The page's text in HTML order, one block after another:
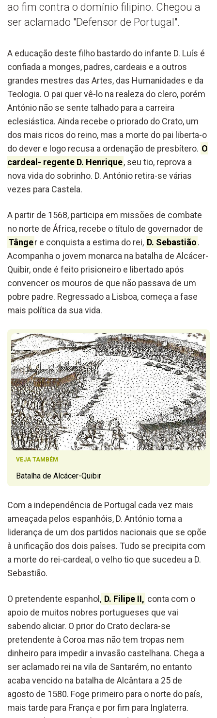
ao fim contra o domínio filipino. Chegou a
ser aclamado "Defensor de Portugal".
A educação deste filho bastardo do infante D. Luís é
confiada a monges, padres, cardeais e a outros
grandes mestres das Artes, das Humanidades e da
Teologia. O pai quer vê-lo na realeza do clero, porém
António não se sente talhado para a carreira
eclesiástica. Ainda recebe o priorado do Crato, um
dos mais ricos do reino, mas a morte do pai liberta-o
do dever e logo recusa a ordenação de presbítero. O
cardeal- regente D. Henrique, seu tio, reprova a
nova vida do sobrinho. D. António retira-se várias
vezes para Castela.
A partir de 1568, participa em missões de combate
no norte de África, recebe o título de governador de
Tânger e conquista a estima do rei, D. Sebastião.
Acompanha o jovem monarca na batalha de Alcácer-
Quibir, onde é feito prisioneiro e libertado após
convencer os mouros de que não passava de um
pobre padre. Regressado a Lisboa, começa a fase
mais política da sua vida.
VEJA TAMBÉM
Batalha de Alcácer-Quibir
Com a independência de Portugal cada vez mais
ameaçada pelos espanhóis, D. António toma a
liderança de um dos partidos nacionais que se opõe
à unificação dos dois países. Tudo se precipita com
a morte do rei-cardeal, o velho tio que sucedeu a D.
Sebastião.
O pretendente espanhol, D. Filipe II, conta com o
apoio de muitos nobres portugueses que vai
sabendo aliciar. O prior do Crato declara-se
pretendente à Coroa mas não tem tropas nem
dinheiro para impedir a invasão castelhana. Chega a
ser aclamado rei na vila de Santarém, no entanto
acaba vencido na batalha de Alcântara a 25 de
agosto de 1580. Foge primeiro para o norte do país,
mais tarde para França e por fim para Inglaterra.